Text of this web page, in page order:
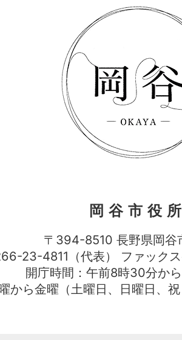
岡谷市役
〒394-8510 長野県岡谷
23-4811（代表） ファッ
開庁時間：午前8時30分か
から金曜（土曜日、日曜日、